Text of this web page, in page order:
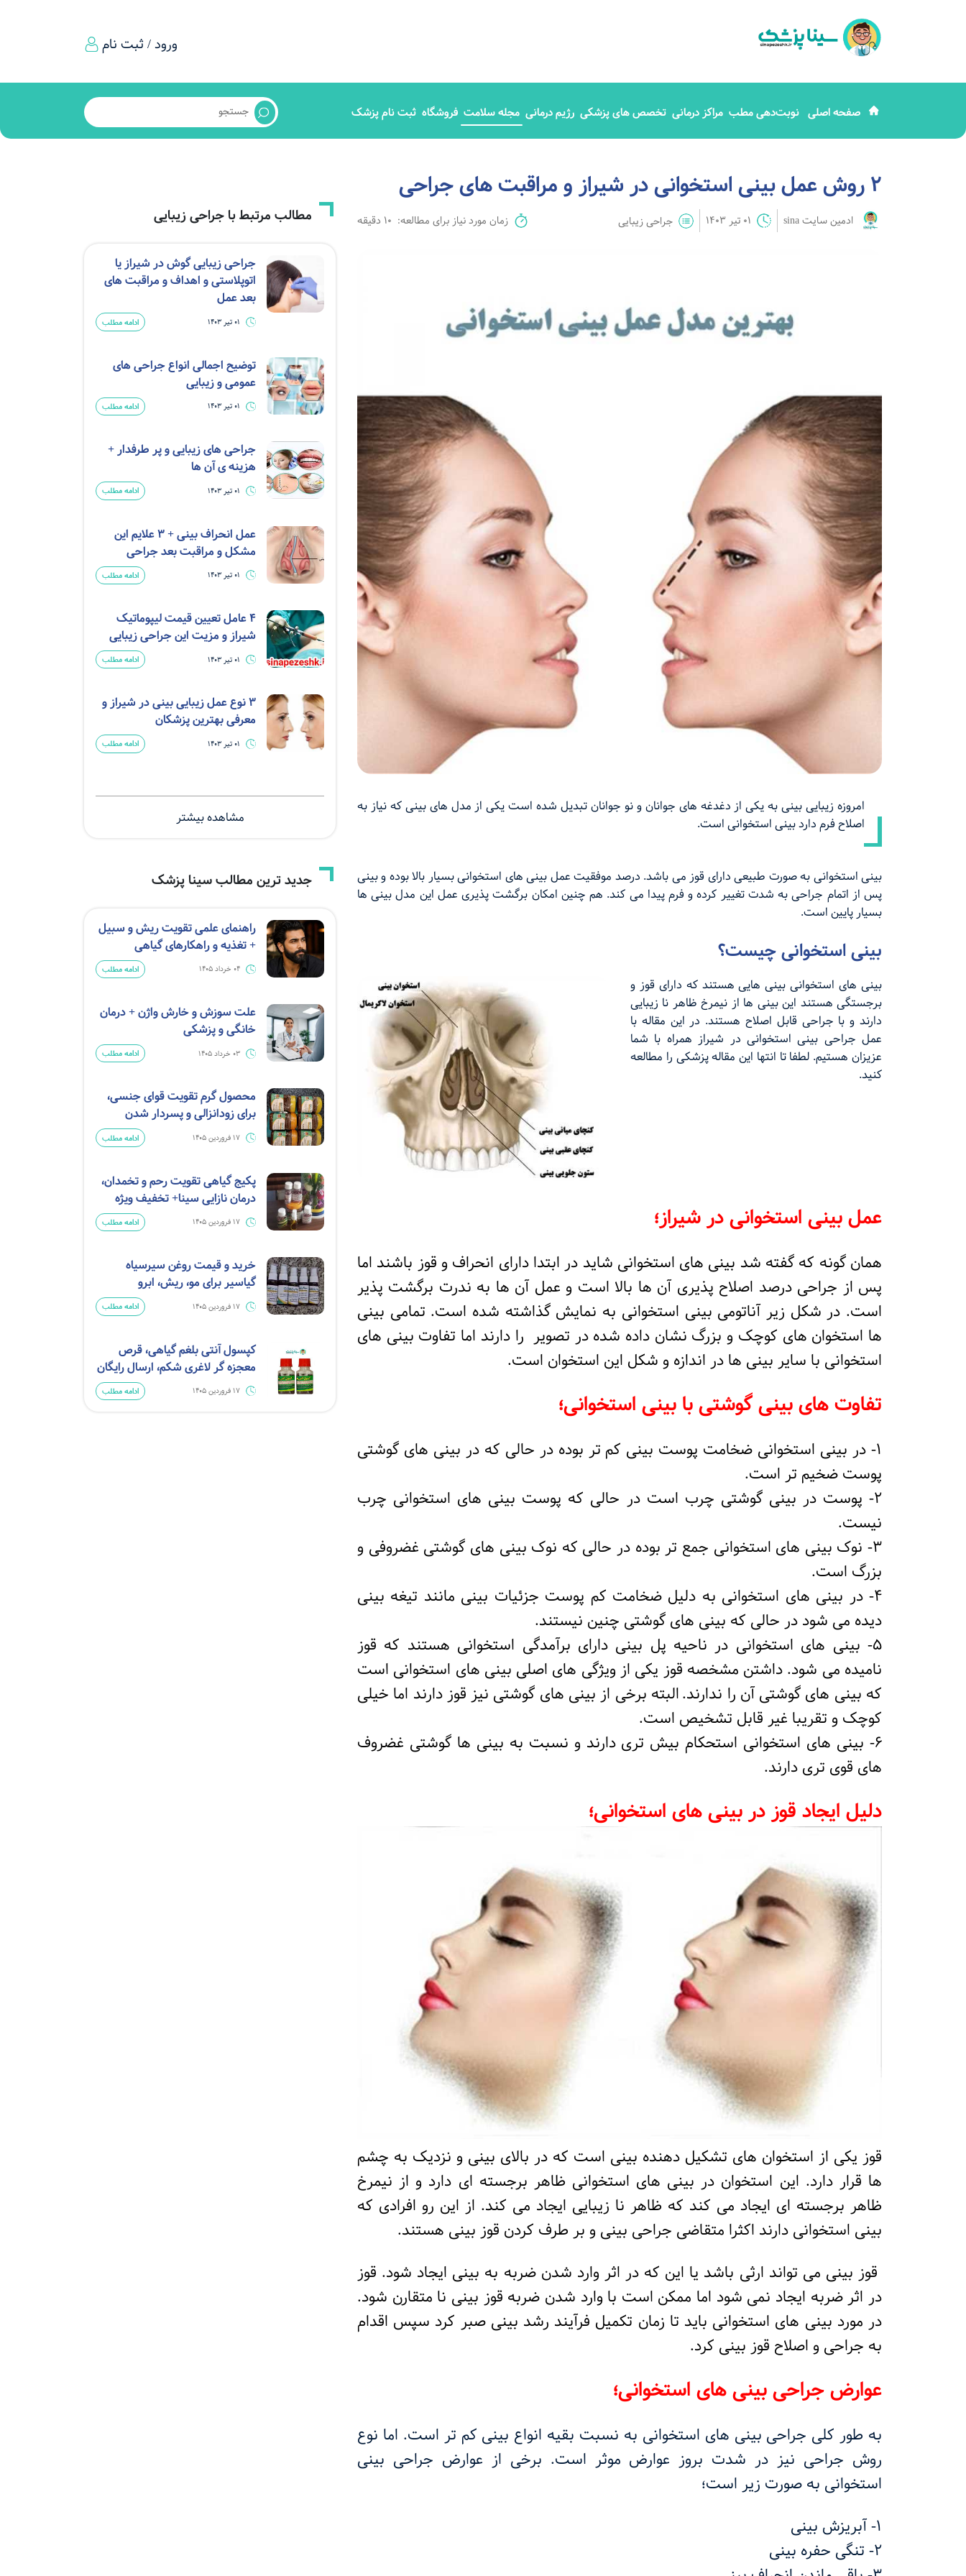
ورود / ثبت نام
صفحه اصلی نوبت‌دهی مطب مراکز درمانی تخصص های پزشکی رژیم درمانی مجله سلامت فروشگاه ثبت نام پزشک
2 روش عمل بینی استخوانی در شیراز و مراقبت های جراحی
ادمین سایت sina 01 تیر 1403 جراحی زیبایی زمان مورد نیاز برای مطالعه: 10 دقیقه
امروزه زیبایی بینی به یکی از دغدغه های جوانان و نو جوانان تبدیل شده است یکی از مدل های بینی که نیاز به
اصلاح فرم دارد بینی استخوانی است.
بینی استخوانی به صورت طبیعی دارای قوز می باشد. درصد موفقیت عمل بینی های استخوانی بسیار بالا بوده و بینی
پس از اتمام جراحی به شدت تغییر کرده و فرم پیدا می کند. هم چنین امکان برگشت پذیری عمل این مدل بینی ها
بسیار پایین است.
بینی استخوانی چیست؟
بینی های استخوانی بینی هایی هستند که دارای قوز و
برجستگی هستند این بینی ها از نیمرخ ظاهر نا زیبایی
دارند و با جراحی قابل اصلاح هستند. در این مقاله با
عمل جراحی بینی استخوانی در شیراز همراه با شما
عزیزان هستیم. لطفا تا انتها این مقاله پزشکی را مطالعه
کنید.
عمل بینی استخوانی در شیراز؛
همان گونه که گفته شد بینی های استخوانی شاید در ابتدا دارای انحراف و قوز باشند اما
پس از جراحی درصد اصلاح پذیری آن ها بالا است و عمل آن ها به ندرت برگشت پذیر
است. در شکل زیر آناتومی بینی استخوانی به نمایش گذاشته شده است. تمامی بینی
ها استخوان های کوچک و بزرگ نشان داده شده در تصویر را دارند اما تفاوت بینی های
استخوانی با سایر بینی ها در اندازه و شکل این استخوان است.
تفاوت های بینی گوشتی با بینی استخوانی؛
1- در بینی استخوانی ضخامت پوست بینی کم تر بوده در حالی که در بینی های گوشتی
پوست ضخیم تر است.
2- پوست در بینی گوشتی چرب است در حالی که پوست بینی های استخوانی چرب
نیست.
3- نوک بینی های استخوانی جمع تر بوده در حالی که نوک بینی های گوشتی غضروفی و
بزرگ است.
4- در بینی های استخوانی به دلیل ضخامت کم پوست جزئیات بینی مانند تیغه بینی
دیده می شود در حالی که بینی های گوشتی چنین نیستند.
5- بینی های استخوانی در ناحیه پل بینی دارای برآمدگی استخوانی هستند که قوز
نامیده می شود. داشتن مشخصه قوز یکی از ویژگی های اصلی بینی های استخوانی است
که بینی های گوشتی آن را ندارند.البته برخی از بینی های گوشتی نیز قوز دارند اما خیلی
کوچک و تقریبا غیر قابل تشخیص است.
6- بینی های استخوانی استحکام بیش تری دارند و نسبت به بینی ها گوشتی غضروف
های قوی تری دارند.
دلیل ایجاد قوز در بینی های استخوانی؛
قوز یکی از استخوان های تشکیل دهنده بینی است که در بالای بینی و نزدیک به چشم
ها قرار دارد. این استخوان در بینی های استخوانی ظاهر برجسته ای دارد و از نیمرخ
ظاهر برجسته ای ایجاد می کند که ظاهر نا زیبایی ایجاد می کند. از این رو افرادی که
بینی استخوانی دارند اکثرا متقاضی جراحی بینی و بر طرف کردن قوز بینی هستند.
قوز بینی می تواند ارثی باشد یا این که در اثر وارد شدن ضربه به بینی ایجاد شود. قوز
در اثر ضربه ایجاد نمی شود اما ممکن است با وارد شدن ضربه قوز بینی نا متقارن شود.
در مورد بینی های استخوانی باید تا زمان تکمیل فرآیند رشد بینی صبر کرد سپس اقدام
به جراحی و اصلاح قوز بینی کرد.
عوارض جراحی بینی های استخوانی؛
به طور کلی جراحی بینی های استخوانی به نسبت بقیه انواع بینی کم تر است. اما نوع
روش جراحی نیز در شدت بروز عوارض موثر است. برخی از عوارض جراحی بینی
استخوانی به صورت زیر است؛
1- آبریزش بینی
2- تنگی حفره بینی
مطالب مرتبط با جراحی زیبایی
جراحی زیبایی گوش در شیراز یا
اتوپلاستی و اهداف و مراقبت های
بعد عمل
01 تیر 1403 ادامه مطلب
توضیح اجمالی انواع جراحی های
عمومی و زیبایی
01 تیر 1403 ادامه مطلب
جراحی های زیبایی و پر طرفدار +
هزینه ی آن ها
01 تیر 1403 ادامه مطلب
عمل انحراف بینی + 3 علایم این
مشکل و مراقبت بعد جراحی
01 تیر 1403 ادامه مطلب
4 عامل تعیین قیمت لیپوماتیک
شیراز و مزیت این جراحی زیبایی
01 تیر 1403 ادامه مطلب
3 نوع عمل زیبایی بینی در شیراز و
معرفی بهترین پزشکان
01 تیر 1403 ادامه مطلب
مشاهده بیشتر
جدید ترین مطالب سینا پزشک
راهنمای علمی تقویت ریش و سبیل
+ تغذیه و راهکارهای گیاهی
04 خرداد 1405 ادامه مطلب
علت سوزش و خارش واژن + درمان
خانگی و پزشکی
03 خرداد 1405 ادامه مطلب
محصول گرم تقویت قوای جنسی،
برای زودانزالی و پسردار شدن
17 فروردین 1405 ادامه مطلب
پکیج گیاهی تقویت رحم و تخمدان،
درمان نازایی سینا+ تخفیف ویژه
17 فروردین 1405 ادامه مطلب
خرید و قیمت روغن سیرسیاه
گیاسیر برای مو، ریش، ابرو
17 فروردین 1405 ادامه مطلب
کپسول آنتی بلغم گیاهی، قرص
معجزه گر لاغری شکم، ارسال رایگان
17 فروردین 1405 ادامه مطلب